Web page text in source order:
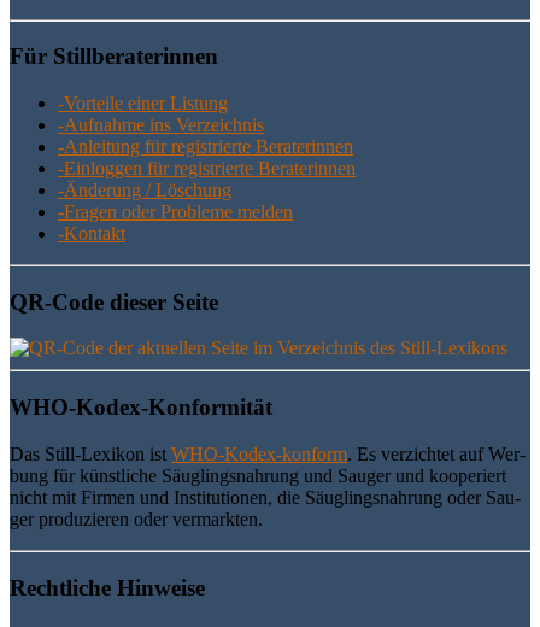
Für Still­be­ra­te­rin­nen
-Vor­tei­le einer Listung
-Auf­nah­me ins Verzeichnis
-Anlei­tung für regis­trier­te Beraterinnen
-Ein­log­gen für regis­trier­te Beraterinnen
-Ände­rung / Löschung
-Fra­gen oder Pro­ble­me melden
-Kon­takt
QR-Code die­ser Seite
WHO-Kodex-Kon­for­mi­tät
Das Still-Lexi­kon ist WHO-Kodex-kon­form. Es ver­zich­tet auf Wer­
bung für künst­li­che Säug­lings­nah­rung und Sau­ger und koope­riert
nicht mit Fir­men und Insti­tu­tio­nen, die Säug­lings­nah­rung oder Sau­
ger pro­du­zie­ren oder vermarkten.
Recht­li­che Hinweise